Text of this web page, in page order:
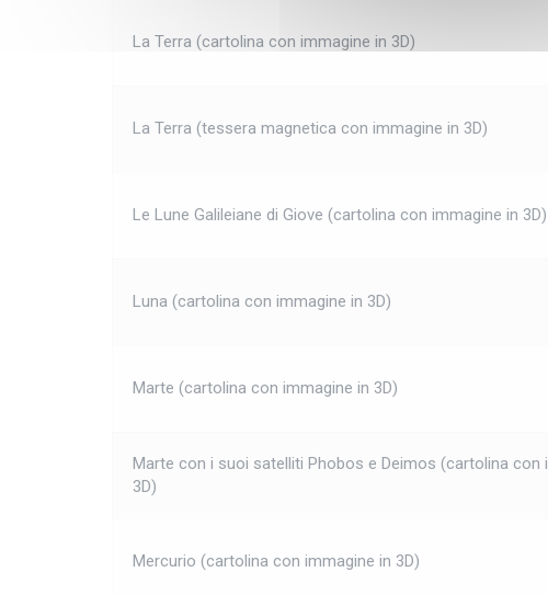
La Terra (cartolina con immagine in 3D)
La Terra (tessera magnetica con immagine in 3D)
Le Lune Galileiane di Giove (cartolina con immagine in 3D)
Luna (cartolina con immagine in 3D)
Marte (cartolina con immagine in 3D)
Marte con i suoi satelliti Phobos e Deimos (cartolina con
3D)
Mercurio (cartolina con immagine in 3D)